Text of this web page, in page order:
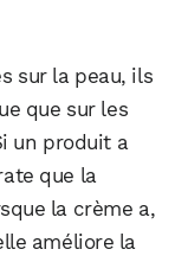
sur la peau, ils
que sur les
un produit a
que la
la crème a,
améliore la